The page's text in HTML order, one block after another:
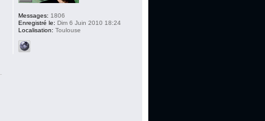
Messages: 1806
Enregistré le: Dim 6 Juin 2010 18:24
Localisation: Toulouse